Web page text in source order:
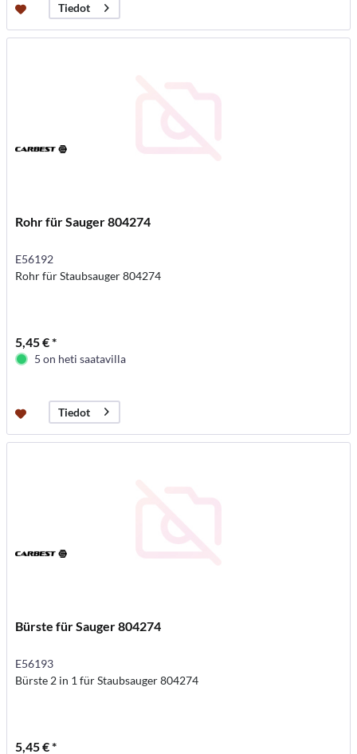
Tiedot
Rohr für Sauger 804274
E56192
Rohr für Staubsauger 804274
5,45 € *
5 on heti saatavilla
Tiedot
Bürste für Sauger 804274
E56193
Bürste 2 in 1 für Staubsauger 804274
5,45 € *